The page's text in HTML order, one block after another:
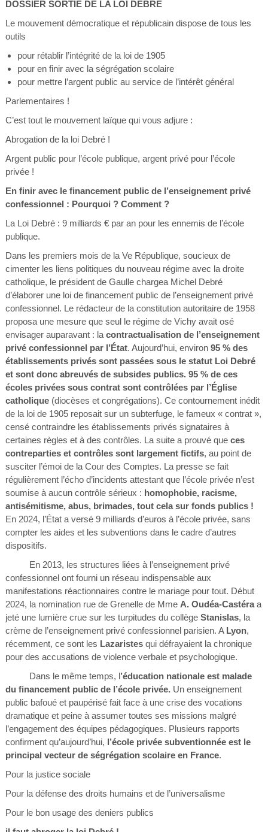
DOSSIER SORTIE DE LA LOI DEBRE
Le mouvement démocratique et républicain dispose de tous les
outils
pour rétablir l’intégrité de la loi de 1905
pour en finir avec la ségrégation scolaire
pour mettre l’argent public au service de l’intérêt général
Parlementaires !
C’est tout le mouvement laïque qui vous adjure :
Abrogation de la loi Debré !
Argent public pour l’école publique, argent privé pour l’école
privée !
En finir avec le financement public de l’enseignement privé
confessionnel : Pourquoi ? Comment ?
La Loi Debré : 9 milliards € par an pour les ennemis de l’école
publique.
Dans les premiers mois de la Ve République, soucieux de
cimenter les liens politiques du nouveau régime avec la droite
catholique, le président de Gaulle chargea Michel Debré
d’élaborer une loi de financement public de l’enseignement privé
confessionnel. Le rédacteur de la constitution autoritaire de 1958
proposa une mesure que seul le régime de Vichy avait osé
envisager auparavant : la contractualisation de l’enseignement
privé confessionnel par l’État. Aujourd’hui, environ 95 % des
établissements privés sont passées sous le statut Loi Debré
et sont donc abreuvés de subsides publics. 95 % de ces
écoles privées sous contrat sont contrôlées par l’Église
catholique(diocèses et congrégations). Ce contournement inédit
de la loi de 1905 reposait sur un subterfuge, le fameux « contrat »,
censé contraindre les établissements privés signataires à
certaines règles et à des contrôles. La suite a prouvé que ces
contreparties et contrôles sont largement fictifs, au point de
susciter l’émoi de la Cour des Comptes. La presse se fait
régulièrement l’écho d’incidents attestant que l’école privée n’est
soumise à aucun contrôle sérieux : homophobie, racisme,
antisémitisme, abus, brimades, tout cela sur fonds publics !
En 2024, l’État a versé 9 milliards d’euros à l’école privée, sans
compter les aides et les subventions dans le cadre d’autres
dispositifs.
En 2013, les structures liées à l’enseignement privé
confessionnel ont fourni un réseau indispensable aux
manifestations réactionnaires contre le mariage pour tout. Début
2024, la nomination rue de Grenelle de Mme A. Oudéa-Castéraa
jeté une lumière crue sur les turpitudes du collège Stanislas, la
crème de l’enseignement privé confessionnel parisien. A Lyon,
récemment, ce sont les Lazaristesqui défrayaient la chronique
pour des accusations de violence verbale et psychologique.
Dans le même temps, l’éducation nationale est malade
du financement public de l’école privée.Un enseignement
public bafoué et paupérisé fait face à une crise des vocations
dramatique et peine à assumer toutes ses missions malgré
l’engagement des équipes pédagogiques. Plusieurs rapports
confirment qu’aujourd’hui, l’école privée subventionnée est le
principal vecteur de ségrégation scolaire en France.
Pour la justice sociale
Pour la défense des droits humains et de l’universalisme
Pour le bon usage des deniers publics